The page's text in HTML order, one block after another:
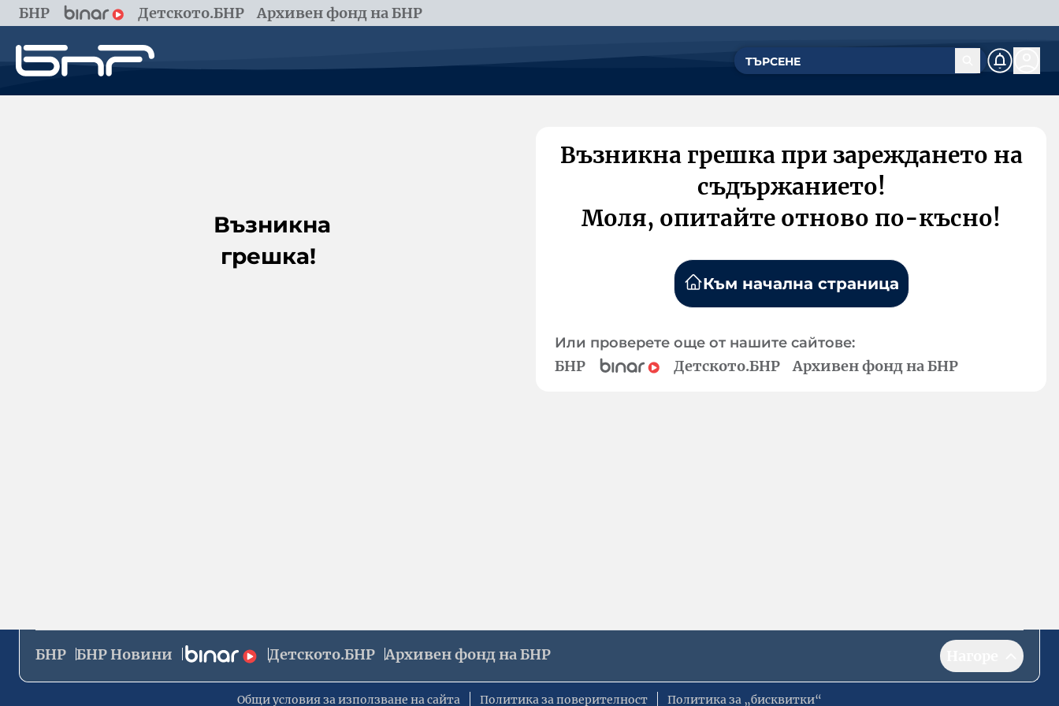
БНР Детското.БНР Архивен фонд на БНР
Възникна
грешка!
Възникна грешка при зареждането на
съдържанието!
Моля, опитайте отново по-късно!
Към начална страница
Или проверете още от нашите сайтове:
БНР Детското.БНР Архивен фонд на БНР
БНР БНР Новини Детското.БНР Архивен фонд на БНР
Общи условия за използване на сайта Политика за поверителност Политика за „бисквитки“